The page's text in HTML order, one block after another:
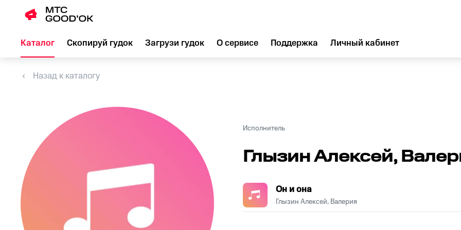
Каталог Скопируй гудок Загрузи гудок О сервисе Поддержка Личный кабинет
Назад к каталогу
Исполнитель
Глызин Алексей,
Он и она
Глызин Алексей, Валерия